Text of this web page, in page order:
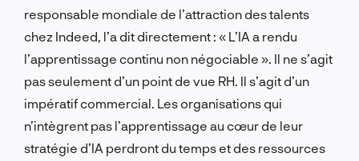
responsable mondiale de l’attraction des talents
chez Indeed, l’a dit directement : « L’IA a rendu
l’apprentissage continu non négociable ». Il ne s’agit
pas seulement d’un point de vue RH. Il s’agit d’un
impératif commercial. Les organisations qui
n’intègrent pas l’apprentissage au cœur de leur
stratégie d’IA perdront du temps et des ressources